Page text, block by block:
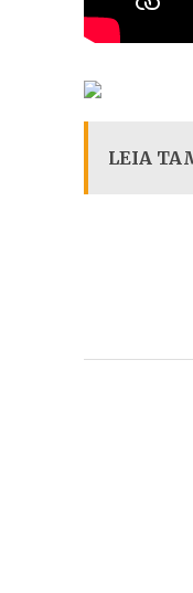
LEIA